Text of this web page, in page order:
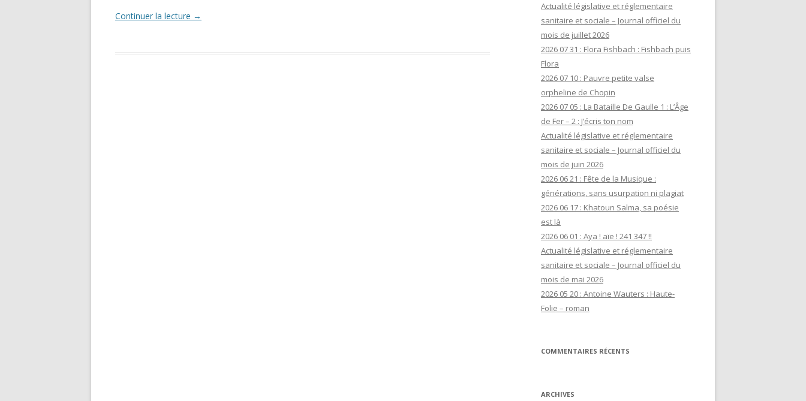
Continuer la lecture →
Actualité législative et réglementaire
sanitaire et sociale – Journal officiel du
mois de juillet 2026
2026 07 31 : Flora Fishbach : Fishbach puis
Flora
2026 07 10 : Pauvre petite valse
orpheline de Chopin
2026 07 05 : La Bataille De Gaulle 1 : L’Âge
de Fer – 2 : J’écris ton nom
Actualité législative et réglementaire
sanitaire et sociale – Journal officiel du
mois de juin 2026
2026 06 21 : Fête de la Musique :
générations, sans usurpation ni plagiat
2026 06 17 : Khatoun Salma, sa poésie
est là
2026 06 01 : Aya ! aïe ! 241 347 !!
Actualité législative et réglementaire
sanitaire et sociale – Journal officiel du
mois de mai 2026
2026 05 20 : Antoine Wauters : Haute-
Folie – roman
COMMENTAIRES RÉCENTS
ARCHIVES